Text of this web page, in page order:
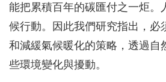
能把累積百年的碳匯付之一炬。
候行動。因此我們研究指出，必
和減緩氣候暖化的策略，透過自
些環境變化與擾動。